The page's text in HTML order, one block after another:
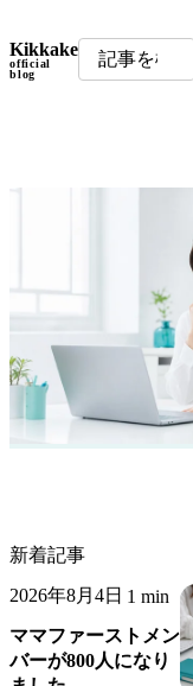
Kikkake
official
blog
新着記事
2026年8月4日 1 min
ママファーストメン
バーが800人になり